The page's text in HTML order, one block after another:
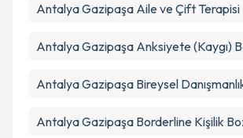
Antalya Gazipaşa Aile ve Çift Terapisi
Antalya Gazipaşa Anksiyete (Kaygı)
Antalya Gazipaşa Bireysel
Antalya Gazipaşa Borderline Kişilik